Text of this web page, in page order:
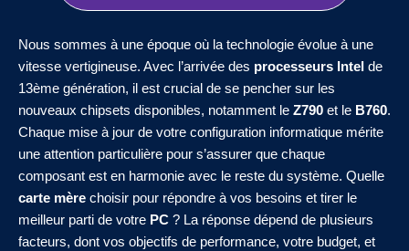
Nous sommes à une époque où la technologie évolue à une
vitesse vertigineuse. Avec l’arrivée des processeurs Intel de
13ème génération, il est crucial de se pencher sur les
nouveaux chipsets disponibles, notamment le Z790 et le B760.
Chaque mise à jour de votre configuration informatique mérite
une attention particulière pour s’assurer que chaque
composant est en harmonie avec le reste du système. Quelle
carte mère choisir pour répondre à vos besoins et tirer le
meilleur parti de votre PC ? La réponse dépend de plusieurs
facteurs, dont vos objectifs de performance, votre budget, et